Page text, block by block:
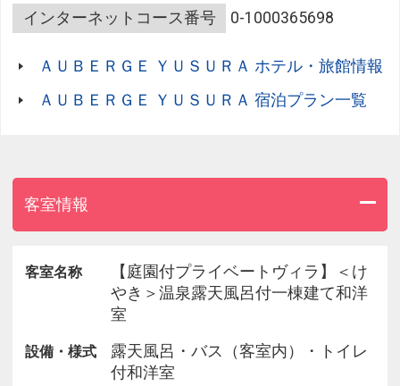
ださい。
●シャンパン ハーフボトルを夕食時にご提供
●アニバーサリーケーキをご夕食時にご用意
素材の味を活かし和懐石の伝統を守りつつ、唯一無
二の味わいを提供する【AUBERGE YUSURA】の夕
快適にお過ごしいただけるよう、設えにこだわった
プライベート空間の客室。
温泉を愉しめる露天風呂や、快適な眠りを約束する
■おもてなし■
インターネットコース番号
0-1000365698
ＡＵＢＥＲＧＥ ＹＵＳＵＲＡ ホテル・旅館情報
ＡＵＢＥＲＧＥ ＹＵＳＵＲＡ 宿泊プラン一覧
客室情報
客室名称
【庭園付プライベートヴィラ】＜け
やき＞温泉露天風呂付一棟建て和洋
室
設備・様式
露天風呂・バス（客室内）・トイレ
付和洋室